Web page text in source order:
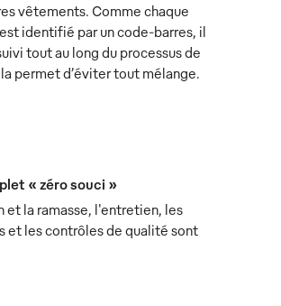
vêtements. Comme chaque
identifié par un code-barres, il
tout au long du processus de
permet d’éviter tout mélange.
« zéro souci »
et la ramasse, l'entretien, les
et les contrôles de qualité sont